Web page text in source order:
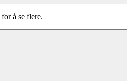
å se flere.